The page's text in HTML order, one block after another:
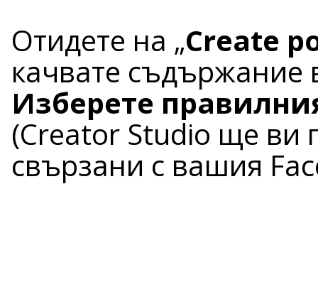
Отидете на „Create
качвате
Изберете
(Creator Studio ще ви
свързани с вашия